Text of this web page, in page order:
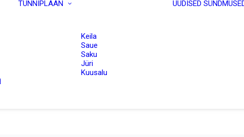
TUNNIPLAAN
Keila
Saue
Saku
Jüri
Kuusalu
UUDISED